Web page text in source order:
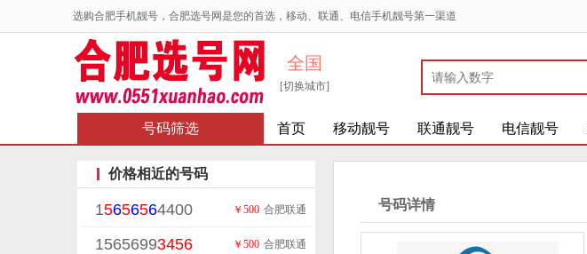
选购合肥手机靓号，合肥选号网是您的首选，移动、联通、电信手机靓号第一渠道
全国
[切换城市]
号码筛选 首页 移动靓号 联通靓号 电信靓号
价格相近的号码
15656564400 合肥联通
￥500
15656993456 合肥联通
￥500
号码详情